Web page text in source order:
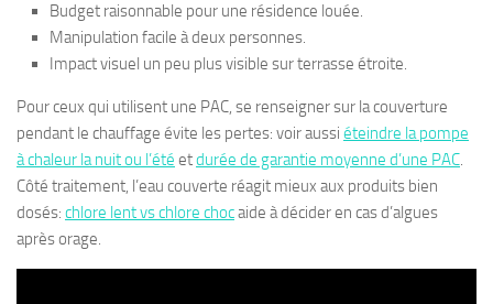
Budget raisonnable pour une résidence louée.
Manipulation facile à deux personnes.
Impact visuel un peu plus visible sur terrasse étroite.
Pour ceux qui utilisent une PAC, se renseigner sur la couverture
pendant le chauffage évite les pertes: voir aussi éteindre la pompe
à chaleur la nuit ou l’été etdurée de garantie moyenne d’une PAC.
Côté traitement, l’eau couverte réagit mieux aux produits bien
dosés: chlore lent vs chlore chocaide à décider en cas d’algues
après orage.